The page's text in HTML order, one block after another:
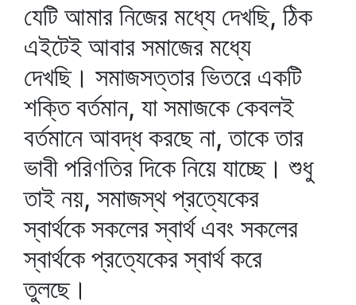
যেটি আমার নিজের মধ্যে দেখছি, ঠিক
এইটেই আবার সমাজের মধ্যে
দেখছি। সমাজসত্তার ভিতরে একটি
শক্তি বর্তমান, যা সমাজকে কেবলই
বর্তমানে আবদ্ধ করছে না, তাকে তার
ভাবী পরিণতির দিকে নিয়ে যাচ্ছে। শুধু
তাই নয়, সমাজস্থ প্রত্যেকের
স্বার্থকে সকলের স্বার্থ এবং সকলের
স্বার্থকে প্রত্যেকের স্বার্থ করে
তুলছে।